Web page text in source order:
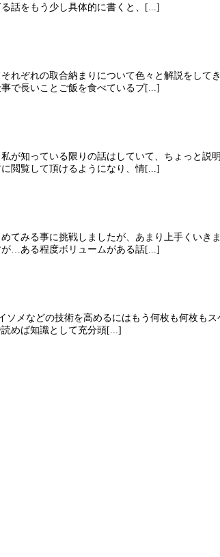
話をもう少し具体的に書くと、[...]
れぞれの取合納まりについて色々と解説をし
で長いことご飯を食べているプ[...]
が知っている限りの話はしていて、ちょっと
閲覧して頂けるようになり、情[...]
てみる事に挑戦しましたが、あまり上手くいき
が…ある程度ボリュームがある話[...]
メなどの技術を高めるにはもう何枚も何枚も
めば知識として充分頭[...]